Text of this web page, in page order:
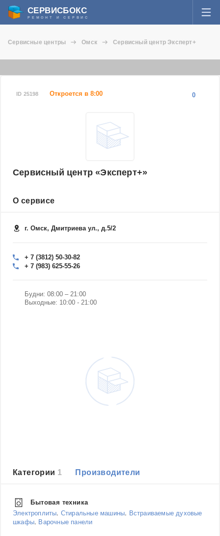
СЕРВИСБОКС
РЕМОНТ И СЕРВИС
Я забыл пароль
СЕРВИСЫ И МАСТЕРА
Сервисные центры Омск Сервисный центр Эксперт+
ID 25198 Откроется в 8:00 0
Сервисный центр «Эксперт+»
О сервисе
г. Омск, Дмитриева ул., д.5/2
+ 7 (3812) 50-30-82
+ 7 (983) 625-55-26
Будни: 08:00 – 21:00
Выходные: 10:00 - 21:00
Категории 1 Производители
Бытовая техника
Электроплиты Стиральные машины
Встраиваемые духовые
шкафы
Варочные панели